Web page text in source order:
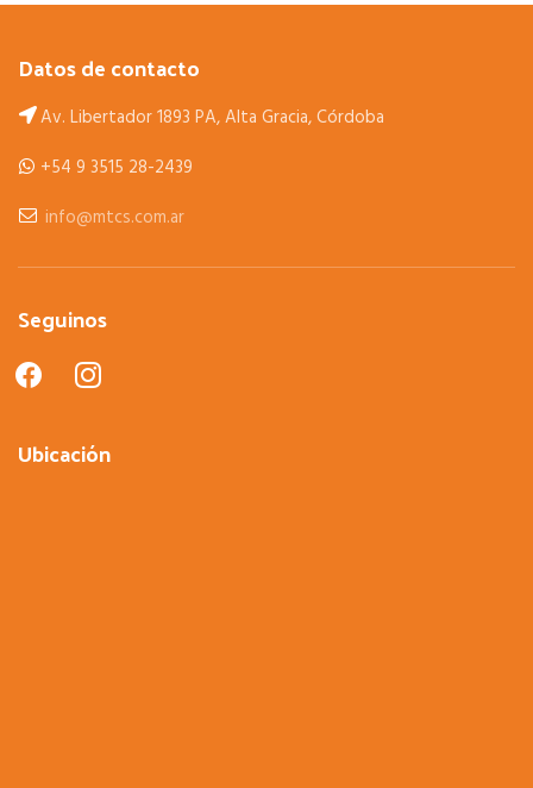
Datos de contacto
Av. Libertador 1893 PA, Alta Gracia, Córdoba
+54 9 3515 28-2439
info@mtcs.com.ar
Seguinos
facebookinstagram
Ubicación